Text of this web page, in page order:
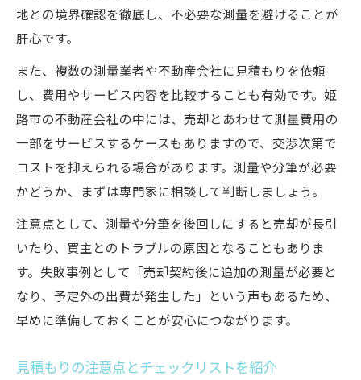
地との境界確認を徹底し、不必要な測量を避けることが
肝心です。
また、複数の測量業者や不動産会社に見積もりを依頼
し、費用やサービス内容を比較することも有効です。姫
路市の不動産会社の中には、売却とあわせて測量費用の
一部をサービスするケースもありますので、交渉次第で
コストを抑えられる場合があります。測量や分筆が必要
かどうか、まずは専門家に相談して判断しましょう。
注意点として、測量や分筆を後回しにすると売却が長引
いたり、買主とのトラブルの原因となることもありま
す。失敗事例として「売却契約後に追加の測量が必要と
なり、予定外の出費が発生した」という声もあるため、
早めに準備しておくことが安心につながります。
見積もりの注意点とチェックリストを紹介